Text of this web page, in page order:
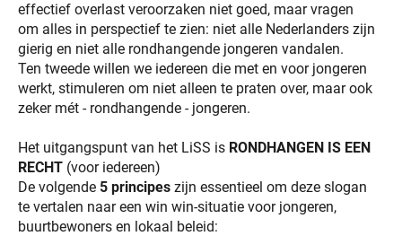
effectief overlast veroorzaken niet goed, maar vragen
om alles in perspectief te zien: niet alle Nederlanders zijn
gierig en niet alle rondhangende jongeren vandalen.
Ten tweede willen we iedereen die met en voor jongeren
werkt, stimuleren om niet alleen te praten over, maar ook
zeker mét - rondhangende - jongeren.
Het uitgangspunt van het LiSS is RONDHANGEN IS EEN
RECHT (voor iedereen)
De volgende 5 principes zijn essentieel om deze slogan
te vertalen naar een win win-situatie voor jongeren,
buurtbewoners en lokaal beleid: